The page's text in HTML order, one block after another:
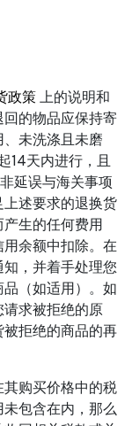
政策 上的说明和
的物品应保持寄
未洗涤且未磨
14天内进行，且
延误与海关事项
述要求的退换货
生的任何费用
用余额中扣除。在
，并着手处理您
（如适用）。如
求被拒绝的原
拒绝的商品的再
购买价格中的税
包含在内，那么